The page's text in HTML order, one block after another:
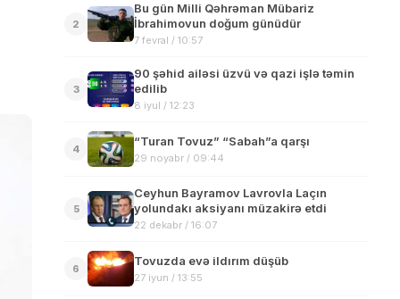
2
Bu gün Milli Qəhrəman Mübariz
İbrahimovun doğum günüdür
7 fevral / 10:57
3
90 şəhid ailəsi üzvü və qazi işlə təmin
edilib
8 iyul / 12:23
4
“Turan Tovuz” “Sabah”a qarşı
29 noyabr / 09:44
5
Ceyhun Bayramov Lavrovla Laçın
yolundakı aksiyanı müzakirə etdi
22 dekabr / 16:07
6
Tovuzda evə ildırım düşüb
27 iyun / 13:55